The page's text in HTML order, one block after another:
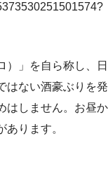
）」を自ら称し、日
はない酒豪ぶりを発
はしません。お昼か
ります。